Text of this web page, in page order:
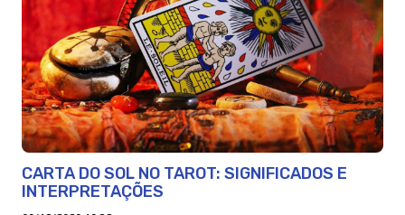
CARTA DO SOL NO TAROT: SIGNIFICADOS E
INTERPRETAÇÕES